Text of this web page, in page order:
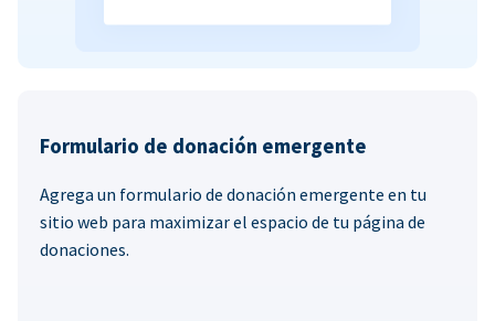
Formulario de donación emergente
Agrega un formulario de donación emergente en tu
sitio web para maximizar el espacio de tu página de
donaciones.